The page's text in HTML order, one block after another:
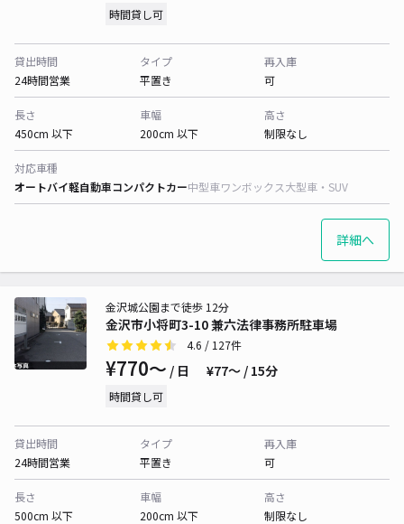
時間貸し可
貸出時間
24時間営業
タイプ
平置き
再入庫
可
長さ
450cm 以下
車幅
200cm 以下
高さ
制限なし
対応車種
オートバイ軽自動車コンパクトカー中型車ワンボックス大型車・SUV
詳細へ
金沢市小将町3-10 兼六法律事務所駐車場
金沢城公園まで徒歩 12分
4.6 / 127件
¥770〜 / 日 ¥77〜 / 15分
時間貸し可
貸出時間
24時間営業
タイプ
平置き
再入庫
可
長さ
500cm 以下
車幅
200cm 以下
高さ
制限なし